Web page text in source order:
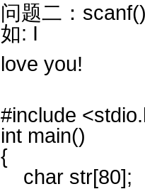
问题二：
如: I
love you!
#include
int main()
{
char str[80];